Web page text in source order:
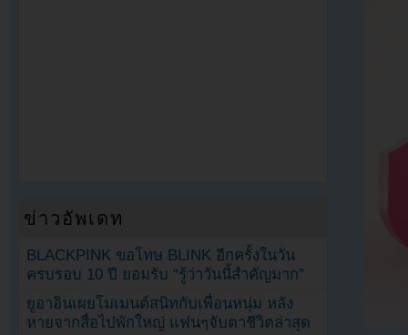
ข่าวอัพเดท
BLACKPINK ขอโทษ BLINK อีกครั้งในวัน
ครบรอบ 10 ปี ยอมรับ “รู้ว่าวันนี้สำคัญมาก”
ยูอาอินเผยโมเมนต์สนิทกับเพื่อนหนุ่ม หลัง
หายจากสื่อไปพักใหญ่ แฟนๆจับตาชีวิตล่าสุด